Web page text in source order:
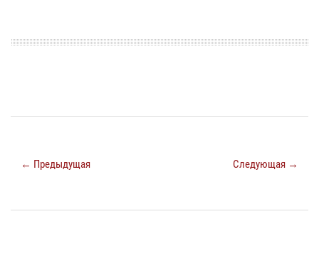
← Предыдущая Следующая →